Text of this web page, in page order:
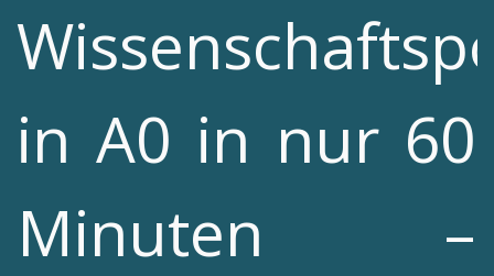
in A0 in nur 60
Minuten –